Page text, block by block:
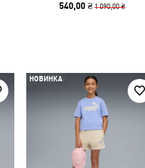
540,00 ₴ 1 090,00 ₴
НОВИНКА